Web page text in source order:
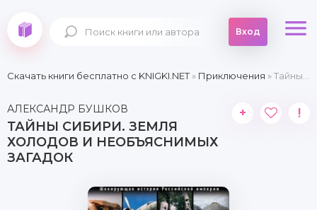
Вход
Скачать книги бесплатно c KNIGKI.NET» Приключения » Тайны Сибири. Земля холодов и необъяснимых загадок
АЛЕКСАНДР БУШКОВ
ТАЙНЫ СИБИРИ. ЗЕМЛЯ
ХОЛОДОВ И НЕОБЪЯСНИМЫХ
ЗАГАДОК
+ !